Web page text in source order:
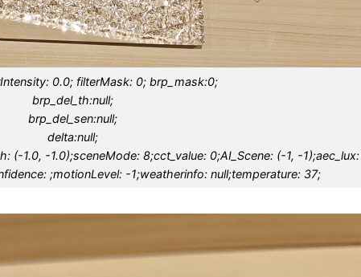
0.0; filterMask: 0; brp_mask:0;
brp_del_th:null;
brp_del_sen:null;
delta:null;
1.0, -1.0);sceneMode: 8;cct_value: 0;AI_Scene: (-1, -1);aec_lux:
;motionLevel: -1;weatherinfo: null;temperature: 37;